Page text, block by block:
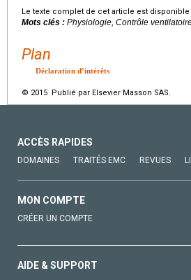
Le texte complet de cet article est disponible
Mots clés : Physiologie, Contrôle
Plan
Déclaration d’intérêts
© 2015 Publié par Elsevier Masson SAS.
ACCÈS RAPIDES
DOMAINES TRAITÉS EMC REVUES
MON COMPTE
CRÉER UN COMPTE
AIDE & SUPPORT